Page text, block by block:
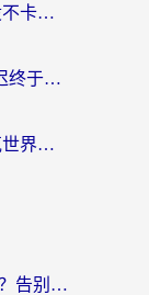
在欧洲怎么打绝地求生：未来之役不卡？留学生亲测的加速器避坑指南
人在美国玩BanG加速器，我的延迟终于绿了
海外玩坦克世界总卡顿？海外坦克世界加速器有哪些？实测好用的选择在这里
海外党亲测：在海外如何看CCTV？告别“仅限大陆播放”的实用指南